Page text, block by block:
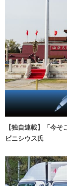
【独自連載】「今
ビニシウス氏